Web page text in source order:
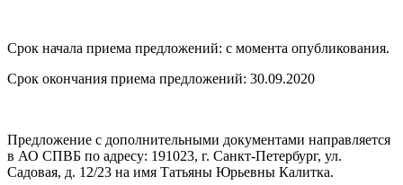
Срок начала приема предложений: с момента опубликования.
Срок окончания приема предложений: 30.09.2020
Предложение с дополнительными документами направляется
в АО СПВБ по адресу: 191023, г. Санкт-Петербург, ул.
Садовая, д. 12/23 на имя Татьяны Юрьевны Калитка.